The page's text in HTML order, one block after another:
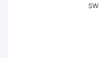
SW